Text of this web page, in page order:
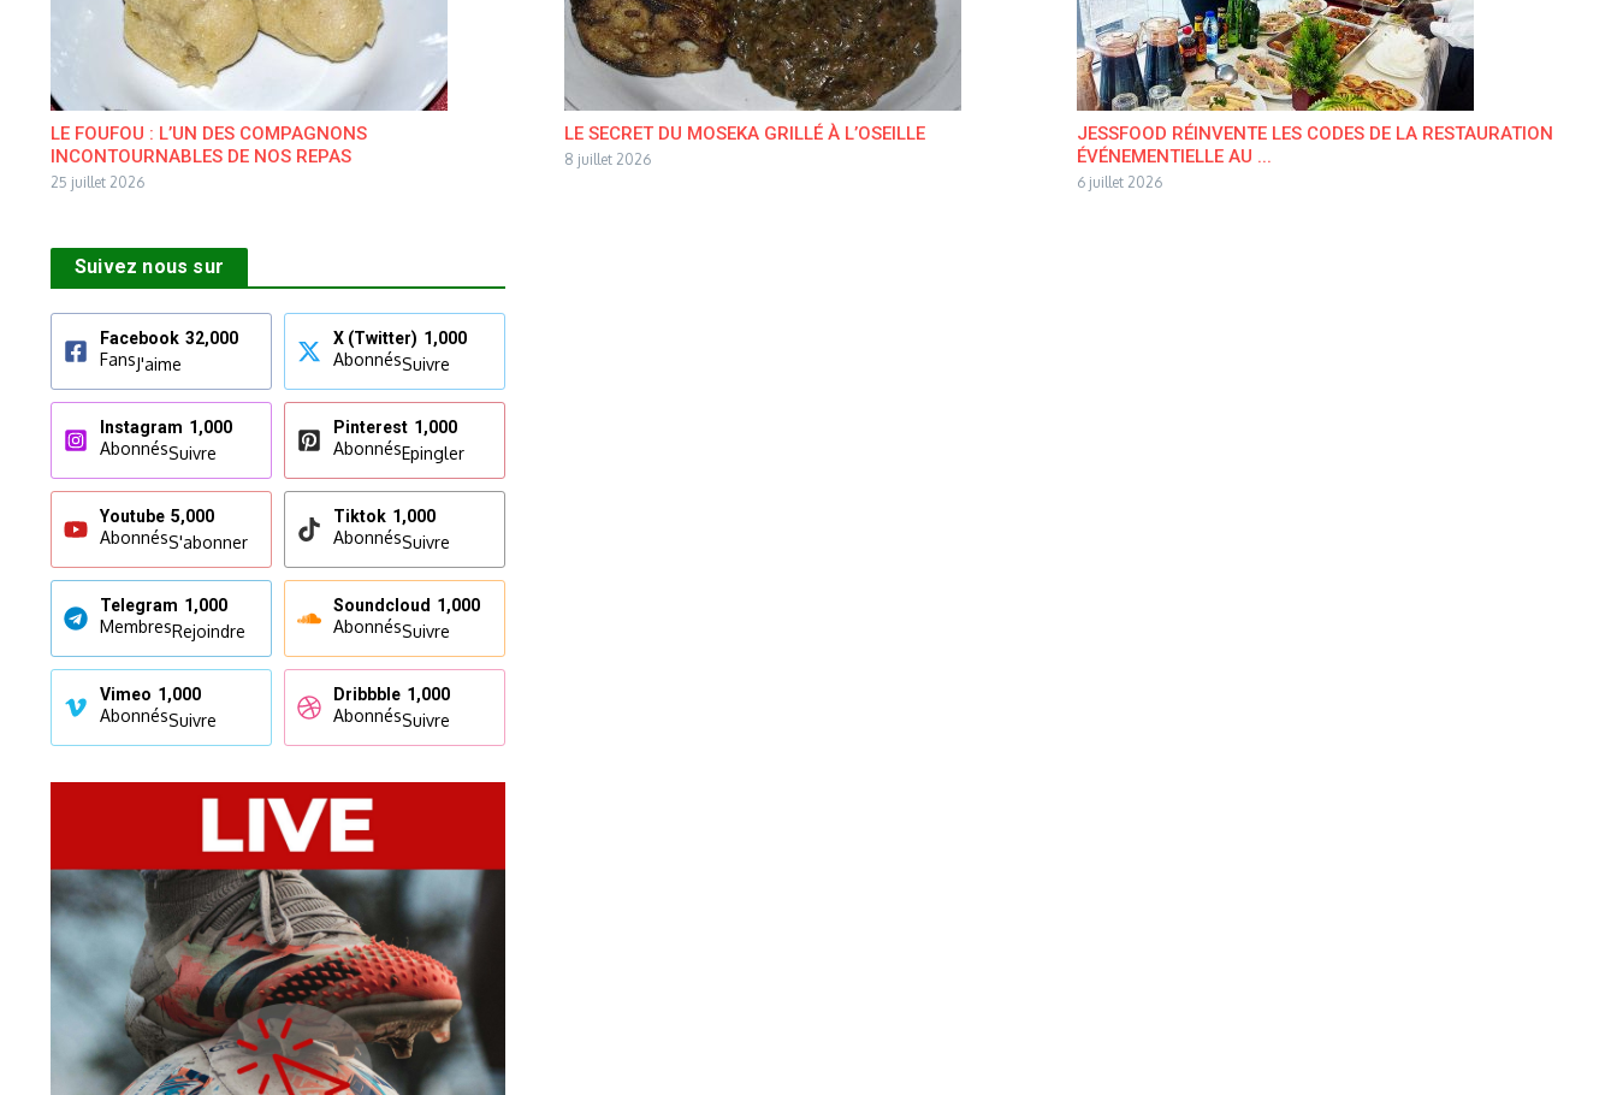
LE FOUFOU : L’UN DES COMPAGNONS
INCONTOURNABLES DE NOS REPAS
25 juillet 2026
LE SECRET DU MOSEKA GRILLÉ À L’OSEILLE
8 juillet 2026
JESSFOOD RÉINVENTE LES CODES DE LA RESTAURATION
ÉVÉNEMENTIELLE AU ...
6 juillet 2026
Suivez nous sur
Facebook 32,000
FansJ'aime
X (Twitter) 1,000
AbonnésSuivre
Instagram 1,000
AbonnésSuivre
Pinterest 1,000
AbonnésEpingler
Youtube 5,000
AbonnésS'abonner
Tiktok 1,000
AbonnésSuivre
Telegram 1,000
MembresRejoindre
Soundcloud 1,000
AbonnésSuivre
Vimeo 1,000
AbonnésSuivre
Dribbble 1,000
AbonnésSuivre